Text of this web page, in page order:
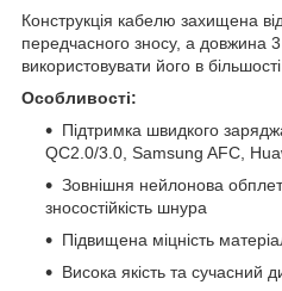
Конструкція кабелю захищена
передчасного зносу, а довжина
використовувати його в
Особливості:
Підтримка швидкого
QC2.0/3.0, Samsung AFC,
Зовнішня нейлонова
зносостійкість шнура
Підвищена міцність
Висока якість та сучасний